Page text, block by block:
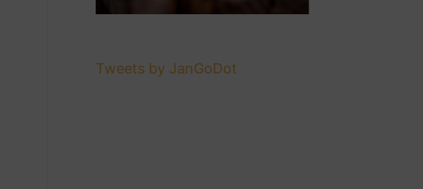
Tweets by JanGoDot